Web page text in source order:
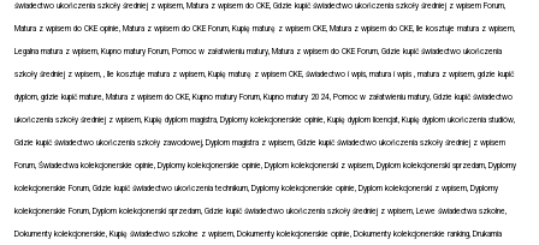
świadectwo ukończenia szkoły średniej z wpisem, Matura z wpisem do CKE, Gdzie kupić świadectwo ukończenia szkoły średniej z wpisem Forum,
Matura z wpisem do CKE opinie, Matura z wpisem do CKE Forum, Kupię maturę z wpisem CKE, Matura z wpisem do CKE, Ile kosztuje matura z wpisem,
Legalna matura z wpisem, Kupno matury Forum, Pomoc w załatwieniu matury, Matura z wpisem do CKE Forum, Gdzie kupić świadectwo ukończenia
szkoły średniej z wpisem, , Ile kosztuje matura z wpisem, Kupię maturę z wpisem CKE, świadectwo i wpis, matura i wpis , matura z wpisem, gdzie kupić
dyplom, gdzie kupić mature, Matura z wpisem do CKE, Kupno matury Forum, Kupno matury 2024, Pomoc w załatwieniu matury, Gdzie kupić świadectwo
ukończenia szkoły średniej z wpisem, Kupię dyplom magistra, Dyplomy kolekcjonerskie opinie, Kupię dyplom licencjat, Kupię dyplom ukończenia studiów,
Gdzie kupić świadectwo ukończenia szkoły zawodowej, Dyplom magistra z wpisem, Gdzie kupić świadectwo ukończenia szkoły średniej z wpisem
Forum, Świadectwa kolekcjonerskie opinie, Dyplomy kolekcjonerskie opinie, Dyplom kolekcjonerski z wpisem, Dyplom kolekcjonerski sprzedam, Dyplomy
kolekcjonerskie Forum, Gdzie kupić świadectwo ukończenia technikum, Dyplomy kolekcjonerskie opinie, Dyplom kolekcjonerski z wpisem, Dyplomy
kolekcjonerskie Forum, Dyplom kolekcjonerski sprzedam, Gdzie kupić świadectwo ukończenia szkoły średniej z wpisem, Lewe świadectwa szkolne,
Dokumenty kolekcjonerskie, Kupię świadectwo szkolne z wpisem, Dokumenty kolekcjonerskie opinie, Dokumenty kolekcjonerskie ranking, Drukarnia